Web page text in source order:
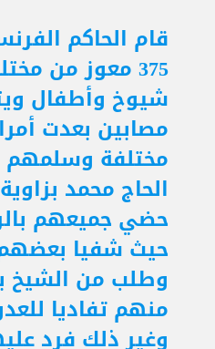
قام الحاكم
375 معوز من
شيوخ وأطفال
مصابين بعدت
مختلفة
الحاج محمد
حضي جميعهم
حيث شفيا
وطلب من الشيخ
منهم تفاديا
وغير ذلك فرد